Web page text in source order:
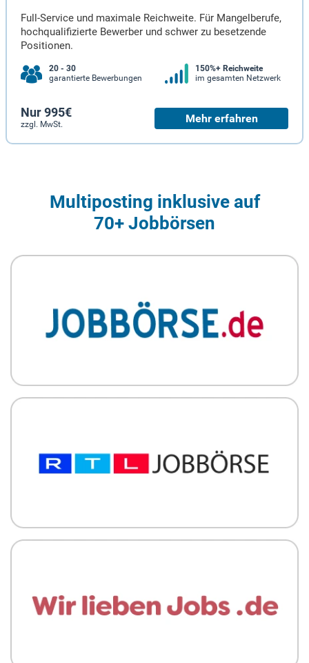
Full-Service und maximale Reichweite. Für Mangelberufe,
hochqualifizierte Bewerber und schwer zu besetzende
Positionen.
20 - 30
garantierte Bewerbungen
150%+ Reichweite
im gesamten Netzwerk
Nur 995€
zzgl. MwSt. Mehr erfahren
Multiposting inklusive auf
70+ Jobbörsen